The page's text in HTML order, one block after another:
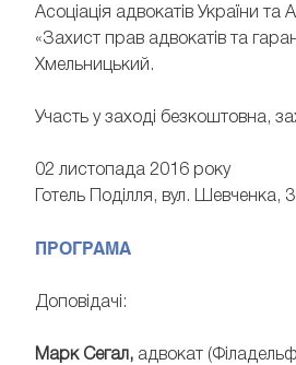
Асоціація адвокатів України
«Захист прав адвокатів та
Хмельницький.
Участь у заході безкоштовна,
02 листопада 2016 року
Готель Поділля, вул. Шевченка,
ПРОГРАМА
Доповідачі:
Марк Сегал, адвокат